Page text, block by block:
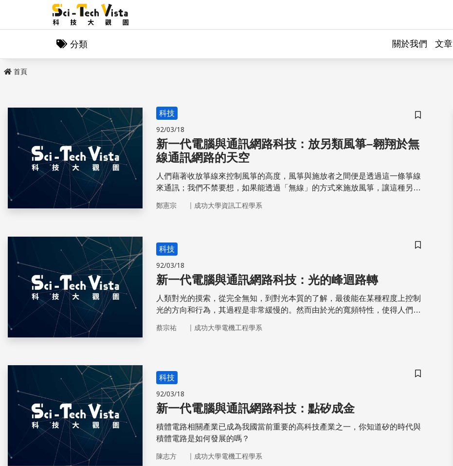
分類 關於我們 文章
首頁
儲存書籤
科技
92/03/18
新一代電腦與通訊網路科技：放另類風箏–翱翔於無
線通訊網路的天空
人們藉著收放箏線來控制風箏的高度，風箏與施放者之間便是透過這一條箏線
來通訊；我們不禁要想，如果能透過「無線」的方式來施放風箏，讓這種另類
鄭憲宗 ｜ 成功大學資訊工程學系
儲存書籤
科技
92/03/18
新一代電腦與通訊網路科技：光的峰迴路轉
人類對光的摸索，從完全無知，到對光本質的了解，最後能在某種程度上控制
光的方向和行為，其過程是非常緩慢的。然而由於光的寬頻特性，使得人們更
蔡宗祐 ｜ 成功大學電機工程學系
儲存書籤
科技
92/03/18
新一代電腦與通訊網路科技：點矽成金
積體電路相關產業已成為我國當前重要的高科技產業之一，你知道矽的時代與
積體電路是如何發展的嗎？
陳志方 ｜ 成功大學電機工程學系